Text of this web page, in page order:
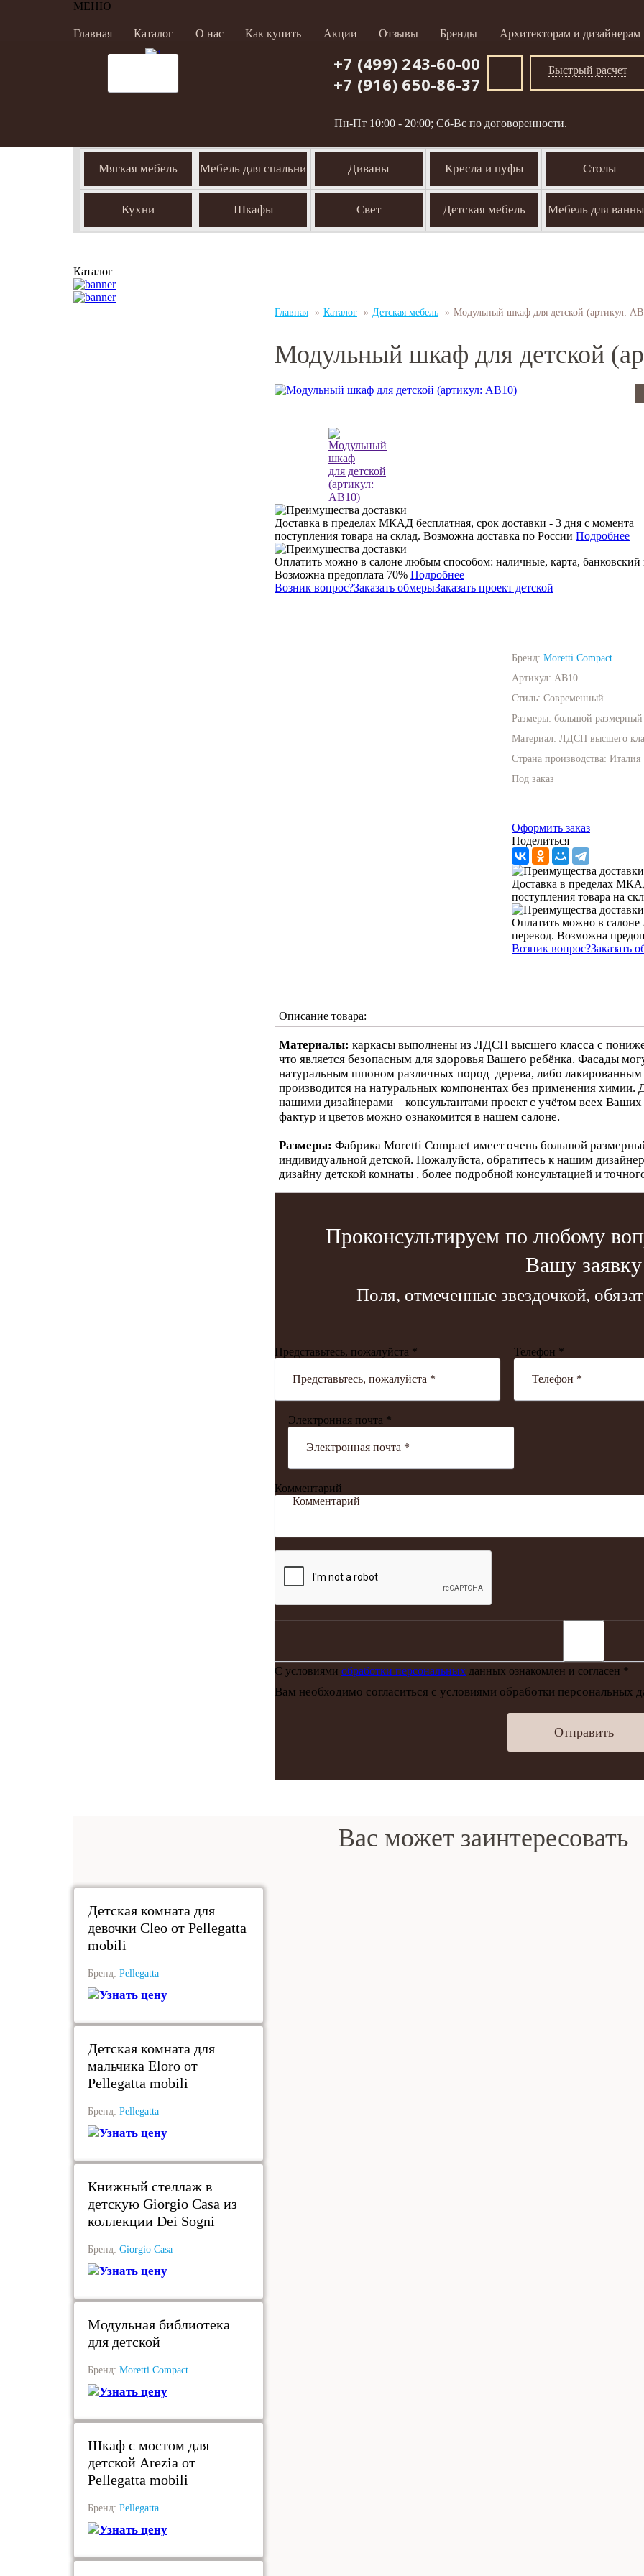
МЕНЮ
Главная Каталог О нас Как купить Акции Отзывы Бренды Архитекторам и дизайнерам
Пн-Пт 10:00 - 20:00; Сб-Вс по договоренности.
+7 (499) 243-60-00
+7 (916) 650-86-37
Быстрый расчет
Мягкая мебель Мебель для спальни Диваны Кресла и пуфы Столы
Кухни Шкафы Свет Детская мебель Мебель для
Каталог
Главная » Каталог » Детская мебель » Модульный шкаф для детской (артикул:
Модульный шкаф для детской
Доставка в пределах МКАД бесплатная, срок доставки - 3 дня с момента
поступления товара на склад. Возможна доставка по России Подробнее
Оплатить можно в салоне любым способом: наличные, карта, банковский
Возможна предоплата 70% Подробнее
Возник вопрос?Заказать обмерыЗаказать проект детской
Бренд: Moretti Compact
Артикул: AB10
Стиль: Современный
Размеры: большой размерный
Материал: ЛДСП высшего
Страна производства: Италия
Под заказ
Оформить заказ
Поделиться
Доставка в пределах
поступления товара на
Оплатить можно в
перевод. Возможна
Возник вопрос?Заказать
Описание товара:
Материалы: каркасы выполнены из ЛДСП высшего класса с
что является безопасным для здоровья Вашего ребёнка. Фасады
натуральным шпоном различных пород дерева, либо лакированным
производится на натуральных компонентах без применения химии.
нашими дизайнерами – консультантами проект с учётом всех
фактур и цветов можно ознакомится в нашем салоне.
Размеры: Фабрика Moretti Compact имеет очень большой
индивидуальной детской. Пожалуйста, обратитесь к нашим
дизайну детской комнаты , более подробной консультацией и
Проконсультируем по любому
Вашу заявку
Поля, отмеченные звездочкой,
Представьтесь, пожалуйста * Телефон *
Электронная почта *
Комментарий
С условиями обработки персональных данных ознакомлен и согласен *
Вам необходимо согласиться с условиями обработки персональных
Отправить
Вас может заинтересовать
Детская комната для
девочки Cleo от Pellegatta
mobili
Бренд: Pellegatta
Узнать цену
Детская комната для
мальчика Eloro от
Pellegatta mobili
Бренд: Pellegatta
Узнать цену
Книжный стеллаж в
детскую Giorgio Casa из
коллекции Dei Sogni
Бренд: Giorgio Casa
Узнать цену
Модульная библиотека
для детской
Бренд: Moretti Compact
Узнать цену
Шкаф с мостом для
детской Arezia от
Pellegatta mobili
Бренд: Pellegatta
Узнать цену